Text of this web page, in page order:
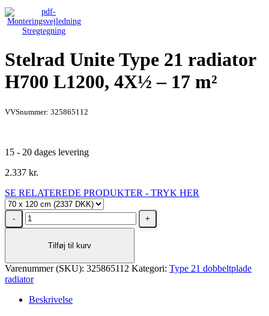
Stregtegning
Stelrad Unite Type 21 radiator
H700 L1200, 4X½ – 17 m²
VVSnummer: 325865112
15 - 20 dages levering
2.337 kr.
SE RELATEREDE PRODUKTER - TRYK HER
Stelrad
Unite
H700
L1200,
Tilføj til kurv
Varenummer (SKU): 325865112 Kategori: Type 21 dobbeltplade
radiator
Beskrivelse